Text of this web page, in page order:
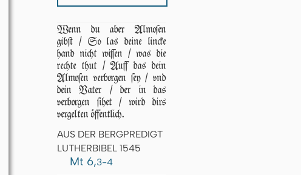
Wenn du aber Almoſen
gibſt / So las deine lincke
hand nicht wiſſen / was die
rechte thut / Auff das dein
Almoſen verborgen ſey / vnd
dein Vater / der in das
verborgen ſihet / wird dirs
vergelten öffentlich.
AUS DER BERGPREDIGT
LUTHERBIBEL 1545
Mt 6,3-4